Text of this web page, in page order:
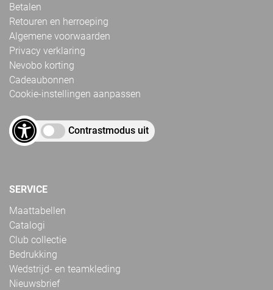
Betalen
Retouren en herroeping
Algemene voorwaarden
Privacy verklaring
Nevobo korting
Cadeaubonnen
Cookie-instellingen aanpassen
Contrastmodus uit
SERVICE
Maattabellen
Catalogi
Club collectie
Bedrukking
Wedstrijd- en teamkleding
Nieuwsbrief